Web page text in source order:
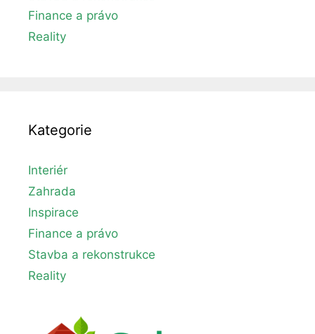
Finance a právo
Reality
Kategorie
Interiér
Zahrada
Inspirace
Finance a právo
Stavba a rekonstrukce
Reality